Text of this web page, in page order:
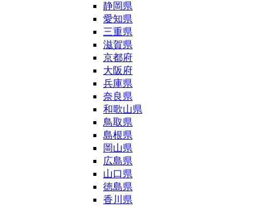
静岡県
愛知県
三重県
滋賀県
京都府
大阪府
兵庫県
奈良県
和歌山県
鳥取県
島根県
岡山県
広島県
山口県
徳島県
香川県